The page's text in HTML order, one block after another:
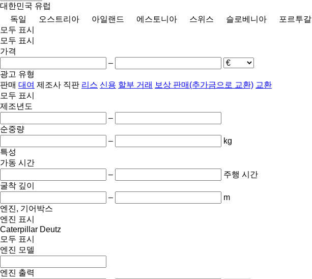
대한민국 유럽
독일
오스트리아 아일랜드 에스토니아 스위스 슬로베니아 포르투갈
모두 표시
모두 표시
가격
–
광고 유형
판매 대여 제조사 직판 리스 신용 할부 거래 보상 판매(추가금으로 교환) 교환
모두 표시
제조년도
–
순중량
–
kg
특성
가동 시간
–
주행 시간
굴착 깊이
–
m
엔진, 기어박스
엔진 표시
Caterpillar Deutz
모두 표시
엔진 모델
엔진 출력